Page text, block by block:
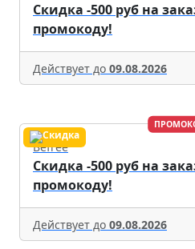
Скидка -500 руб на
промокоду!
Действует до 09.08.2026
Befree
Скидка -500 руб на
промокоду!
Действует до 09.08.2026